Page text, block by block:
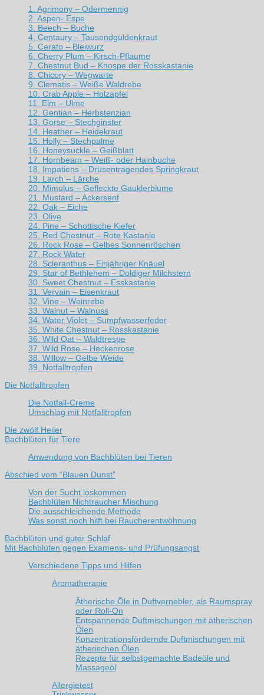
1. Agrimony – Odermennig
2. Aspen- Espe
3. Beech – Buche
4. Centaury – Tausendgüldenkraut
5. Cerato – Bleiwurz
6. Cherry Plum – Kirsch-Pflaume
7. Chestnut Bud – Knospe der Rosskastanie
8. Chicory – Wegwarte
9. Clematis – Weiße Waldrebe
10. Crab Apple – Holzapfel
11. Elm – Ulme
12. Gentian – Herbstenzian
13. Gorse – Stechginster
14. Heather – Heidekraut
15. Holly – Stechpalme
16. Honeysuckle – Geißblatt
17. Hornbeam – Weiß- oder Hainbuche
18. Impatiens – Drüsentragendes Springkraut
19. Larch – Lärche
20. Mimulus – Gefleckte Gauklerblume
21. Mustard – Ackersenf
22. Oak – Eiche
23. Olive
24. Pine – Schottische Kiefer
25. Red Chestnut – Rote Kastanie
26. Rock Rose – Gelbes Sonnenröschen
27. Rock Water
28. Scleranthus – Einjähriger Knäuel
29. Star of Bethlehem – Doldiger Milchstern
30. Sweet Chestnut – Esskastanie
31. Vervain – Eisenkraut
32. Vine – Weinrebe
33. Walnut – Walnuss
34. Water Violet – Sumpfwasserfeder
35. White Chestnut – Rosskastanie
36. Wild Oat – Waldtrespe
37. Wild Rose – Heckenrose
38. Willow – Gelbe Weide
39. Notfalltropfen
Die Notfalltropfen
Die Notfall-Creme
Umschlag mit Notfalltropfen
Die zwölf Heiler
Bachblüten für Tiere
Anwendung von Bachblüten bei Tieren
Abschied vom “Blauen Dunst”
Von der Sucht loskommen
Bachblüten Nichtraucher Mischung
Die ausschleichende Methode
Was sonst noch hilft bei Raucherentwöhnung
Bachblüten und guter Schlaf
Mit Bachblüten gegen Examens- und Prüfungsangst
Verschiedene Tipps und Hilfen
Aromatherapie
Ätherische Öle in Duftvernebler, als Raumspray
oder Roll-On
Entspannende Duftmischungen mit ätherischen
Ölen
Konzentrationsfördernde Duftmischungen mit
ätherischen Ölen
Rezepte für selbstgemachte Badeöle und
Massageöl
Allergietest